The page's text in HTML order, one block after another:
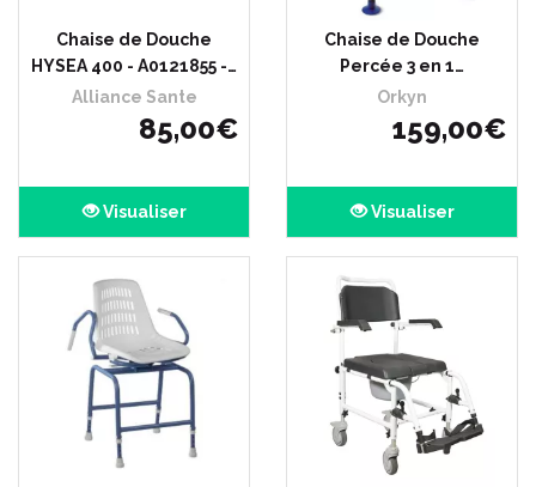
Chaise de Douche
HYSEA 400 - A0121855 -…
Alliance Sante
85,00€
Visualiser
Chaise de Douche
Percée 3 en 1…
Orkyn
159,00€
Visualiser